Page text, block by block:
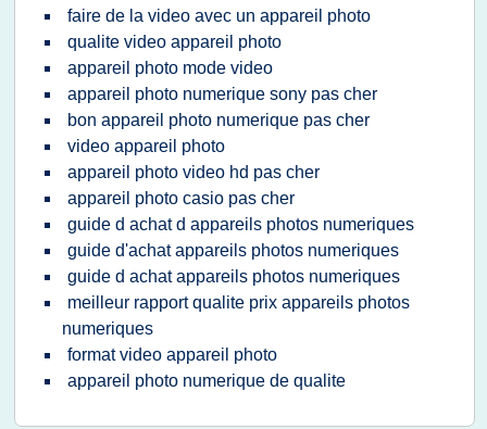
faire de la video avec un appareil photo
qualite video appareil photo
appareil photo mode video
appareil photo numerique sony pas cher
bon appareil photo numerique pas cher
video appareil photo
appareil photo video hd pas cher
appareil photo casio pas cher
guide d achat d appareils photos numeriques
guide d'achat appareils photos numeriques
guide d achat appareils photos numeriques
meilleur rapport qualite prix appareils photos
numeriques
format video appareil photo
appareil photo numerique de qualite